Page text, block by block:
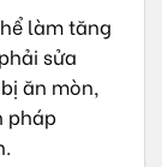
làm tăng
sửa
ăn mòn,
pháp